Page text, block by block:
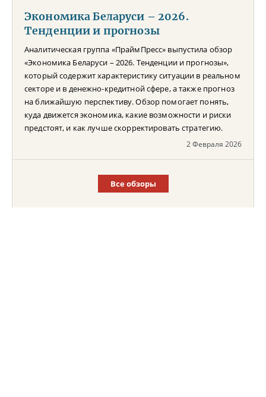
Экономика Беларуси – 2026.
Тенденции и прогнозы
Аналитическая группа «ПраймПресс» выпустила обзор
«Экономика Беларуси – 2026. Тенденции и прогнозы»,
который содержит характеристику ситуации в реальном
секторе и в денежно-кредитной сфере, а также прогноз
на ближайшую перспективу. Обзор помогает понять,
куда движется экономика, какие возможности и риски
предстоят, и как лучше скорректировать стратегию.
2 Февраля 2026
Все обзоры